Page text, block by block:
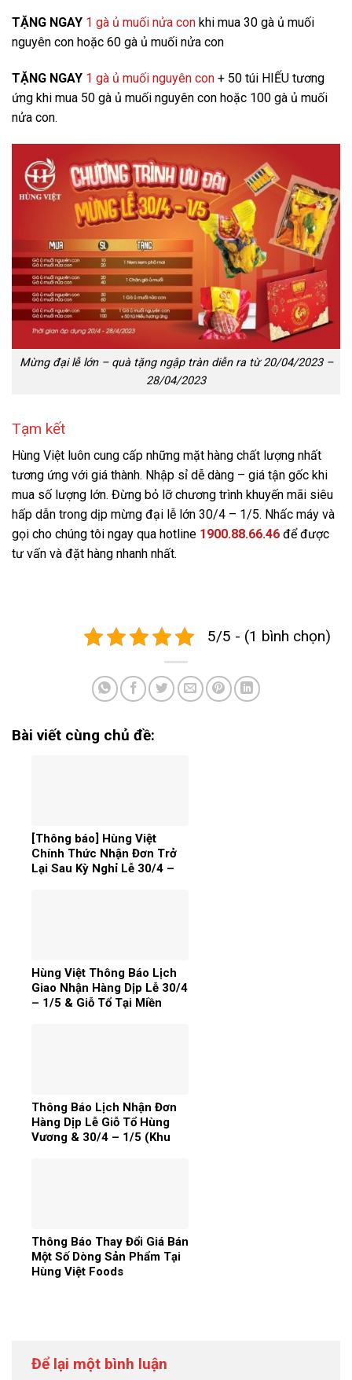
TẶNG NGAY 1 gà ủ muối nửa con khi mua 30 gà ủ muối
nguyên con hoặc 60 gà ủ muối nửa con
TẶNG NGAY 1 gà ủ muối nguyên con + 50 túi HIẾU tương
ứng khi mua 50 gà ủ muối nguyên con hoặc 100 gà ủ muối
nửa con.
Mừng đại lễ lớn – quà tặng ngập tràn diễn ra từ 20/04/2023 –
28/04/2023
Tạm kết
Hùng Việt luôn cung cấp những mặt hàng chất lượng nhất
tương ứng với giá thành. Nhập sỉ dễ dàng – giá tận gốc khi
mua số lượng lớn. Đừng bỏ lỡ chương trình khuyến mãi siêu
hấp dẫn trong dịp mừng đại lễ lớn 30/4 – 1/5. Nhấc máy và
gọi cho chúng tôi ngay qua hotline 1900.88.66.46 để được
tư vấn và đặt hàng nhanh nhất.
5/5 - (1 bình chọn)
Bài viết cùng chủ đề:
[Thông báo] Hùng Việt
Chính Thức Nhận Đơn Trở
Lại Sau Kỳ Nghỉ Lễ 30/4 –
Hùng Việt Thông Báo Lịch
Giao Nhận Hàng Dịp Lễ 30/4
– 1/5 & Giỗ Tổ Tại Miền
Thông Báo Lịch Nhận Đơn
Hàng Dịp Lễ Giỗ Tổ Hùng
Vương & 30/4 – 1/5 (Khu
Thông Báo Thay Đổi Giá Bán
Một Số Dòng Sản Phẩm Tại
Hùng Việt Foods
Để lại một bình luận